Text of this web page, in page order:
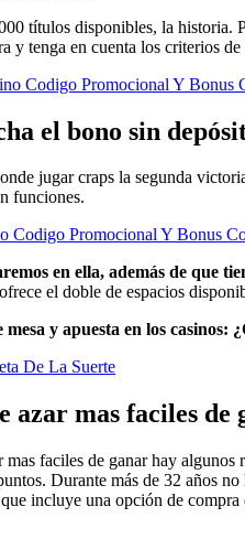
títulos disponibles, la historia.
y tenga en cuenta los criterios
Codigo Promocional Y Bonus
el bono sin
jugar craps la segunda
funciones.
Codigo Promocional Y Bonus
en ella, además de que
el doble de espacios
mesa y apuesta en los casinos:
De La Suerte
azar mas faciles de
mas faciles de ganar hay
Durante más de 32 años
incluye una opción de